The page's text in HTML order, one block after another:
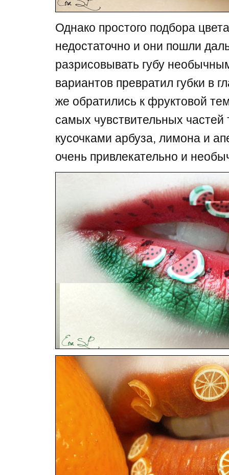
Однако простого подбора
недостаточно и они пошли
разрисовывать губу
вариантов превратил губки в
же обратились к фруктовой
самых чувствительных
кусочками арбуза, лимона и
очень привлекательно и